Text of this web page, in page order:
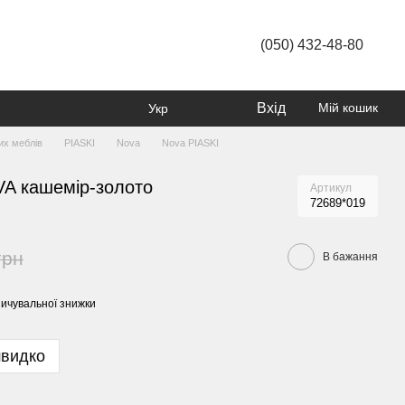
(050) 432-48-80
Укр Вхід Мій кошик
меблів PIASKI Nova
Nova PIASKI
кашемір-золото Артикул
72689*019
В бажання
знижки